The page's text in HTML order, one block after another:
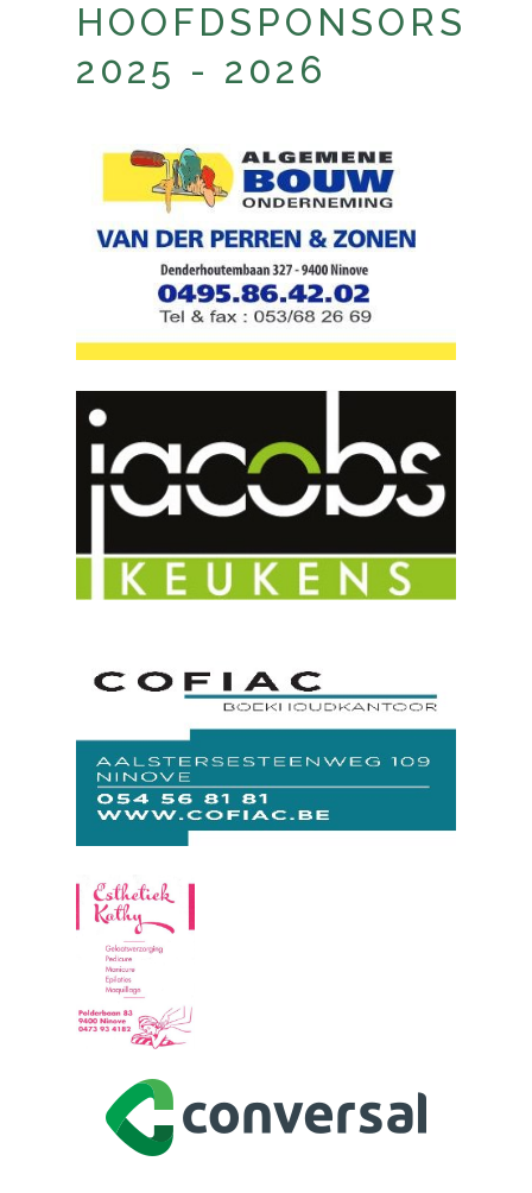
HOOFDSPONSORS
2025 - 2026